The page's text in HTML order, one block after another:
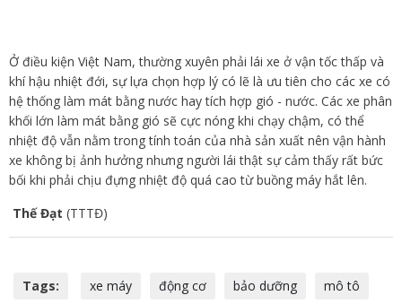
Ở điều kiện Việt Nam, thường xuyên phải lái xe ở vận tốc thấp và
khí hậu nhiệt đới, sự lựa chọn hợp lý có lẽ là ưu tiên cho các xe có
hệ thống làm mát bằng nước hay tích hợp gió - nước. Các xe phân
khối lớn làm mát bằng gió sẽ cực nóng khi chạy chậm, có thể
nhiệt độ vẫn nằm trong tính toán của nhà sản xuất nên vận hành
xe không bị ảnh hưởng nhưng người lái thật sự cảm thấy rất bức
bối khi phải chịu đựng nhiệt độ quá cao từ buồng máy hắt lên.
Thế Đạt (TTTĐ)
Tags: xe máy động cơ bảo dưỡng mô tô